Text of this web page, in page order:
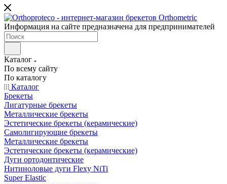
Информация на сайте предназначена для предпринимателей
Каталог
По всему сайту
По каталогу
Каталог
Брекеты
Лигатурные брекеты
Металлические брекеты
Эстетические брекеты (керамические)
Самолигирующие брекеты
Металлические брекеты
Эстетические брекеты (керамические)
Дуги ортодонтические
Нитиноловые дуги Flexy NiTi
Super Elastic